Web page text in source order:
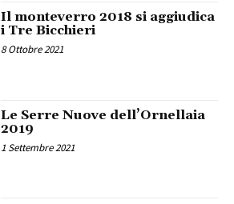
Il monteverro 2018 si aggiudica
i Tre Bicchieri
8 Ottobre 2021
Le Serre Nuove dell’Ornellaia
2019
1 Settembre 2021